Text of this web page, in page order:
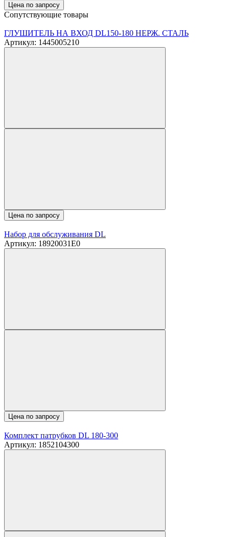
Цена по запросу
Сопутствующие товары
ГЛУШИТЕЛЬ НА ВХОД DL150-180 НЕРЖ. СТАЛЬ
Артикул: 1445005210
Цена по запросу
Набор для обслуживания DL
Артикул: 18920031E0
Цена по запросу
Комплект патрубков DL 180-300
Артикул: 1852104300